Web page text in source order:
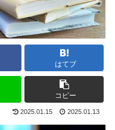
はてブ
コピー
2025.01.15 2025.01.13